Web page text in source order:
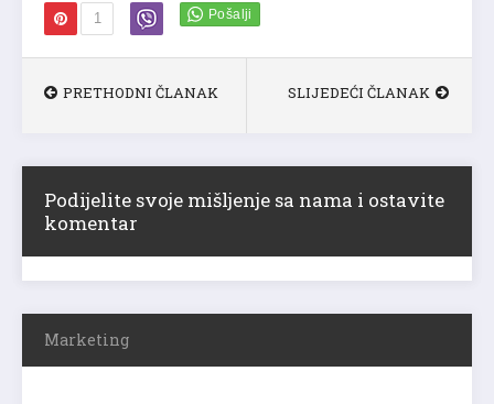
1
PRETHODNI ČLANAK SLIJEDEĆI ČLANAK
Podijelite svoje mišljenje sa nama i ostavite
komentar
Marketing